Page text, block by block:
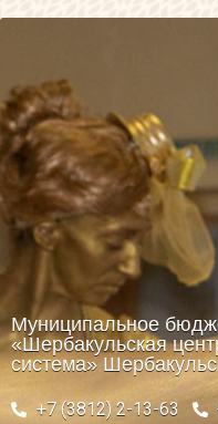
Муниципальное
«Шербакульская
система»
+7 (3812) 2-13-63